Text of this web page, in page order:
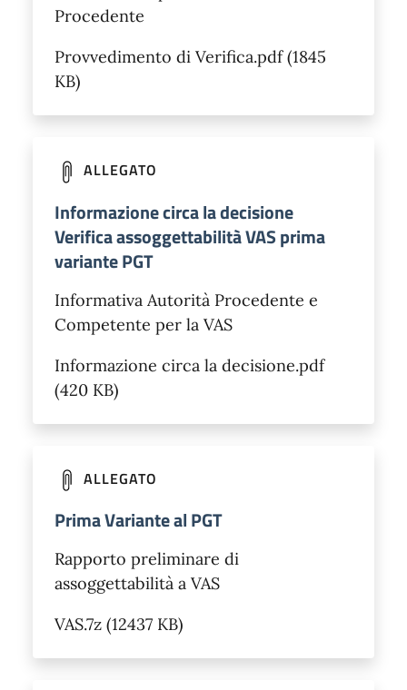
Procedente
Provvedimento di Verifica.pdf (1845
KB)
ALLEGATO
Informazione circa la decisione
Verifica assoggettabilità VAS prima
variante PGT
Informativa Autorità Procedente e
Competente per la VAS
Informazione circa la decisione.pdf
(420 KB)
ALLEGATO
Prima Variante al PGT
Rapporto preliminare di
assoggettabilità a VAS
VAS.7z (12437 KB)